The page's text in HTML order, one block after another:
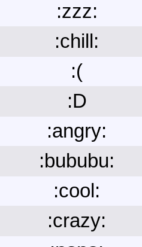
:zzz:
:chill:
:(
:D
:angry:
:bububu:
:cool:
:crazy: